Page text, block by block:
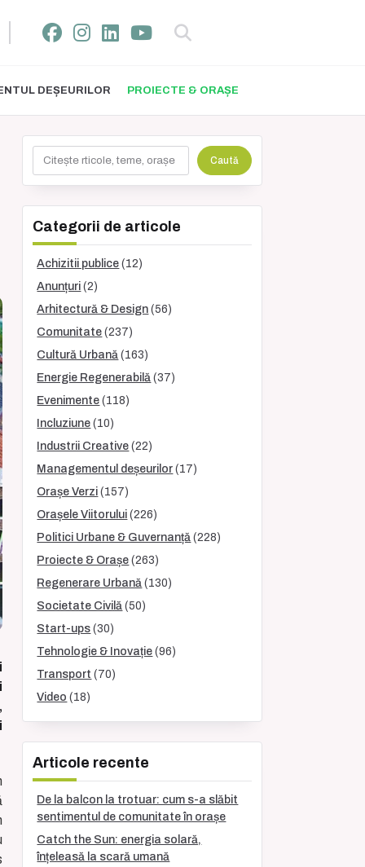
DEȘEURILOR PROIECTE & ORAȘE
Caută
Categorii de articole
Achizitii publice (12)
Anunțuri (2)
Arhitectură & Design (56)
Comunitate (237)
Cultură Urbană (163)
Energie Regenerabilă (37)
Evenimente (118)
Incluziune (10)
Industrii Creative (22)
Managementul deșeurilor (17)
Orașe Verzi (157)
Orașele Viitorului (226)
Politici Urbane & Guvernanță (228)
Proiecte & Orașe (263)
Regenerare Urbană (130)
Societate Civilă (50)
Start-ups (30)
Tehnologie & Inovație (96)
Transport (70)
Video (18)
Articole recente
De la balcon la trotuar: cum s-a slăbit
sentimentul de comunitate în orașe
Catch the Sun: energia solară,
înțeleasă la scară umană